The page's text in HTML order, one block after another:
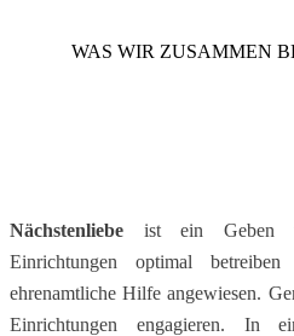
WAS WIR ZUSAMMEN
Nächstenliebe ist ein Geben
Einrichtungen optimal
ehrenamtliche ​Hilfe angewiesen.
Einrichtungen engagieren. In